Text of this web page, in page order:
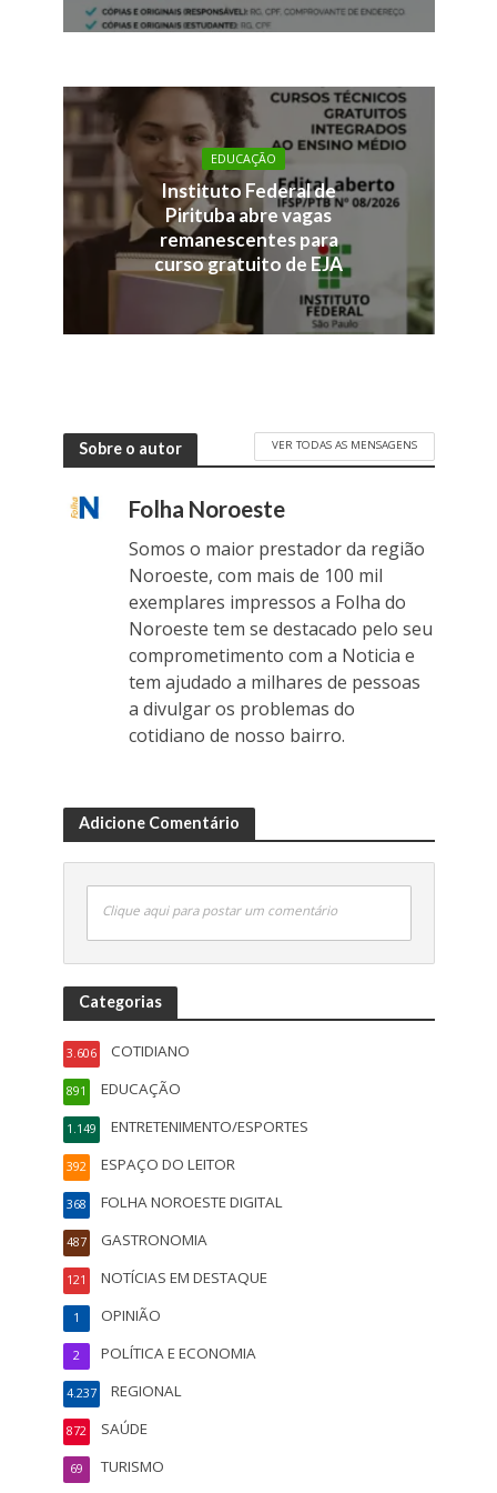
EDUCAÇÃO
Instituto Federal de
Pirituba abre vagas
remanescentes para
curso gratuito de EJA
Sobre o autor VER TODAS AS MENSAGENS
Folha Noroeste
Somos o maior prestador da região
Noroeste, com mais de 100 mil
exemplares impressos a Folha do
Noroeste tem se destacado pelo seu
comprometimento com a Noticia e
tem ajudado a milhares de pessoas
a divulgar os problemas do
cotidiano de nosso bairro.
Adicione Comentário
Clique aqui para postar um comentário
Categorias
COTIDIANO
3.606
EDUCAÇÃO
891
ENTRETENIMENTO/ESPORTES
1.149
ESPAÇO DO LEITOR
392
FOLHA NOROESTE DIGITAL
368
GASTRONOMIA
487
NOTÍCIAS EM DESTAQUE
121
OPINIÃO
1
POLÍTICA E ECONOMIA
2
REGIONAL
4.237
SAÚDE
872
TURISMO
69